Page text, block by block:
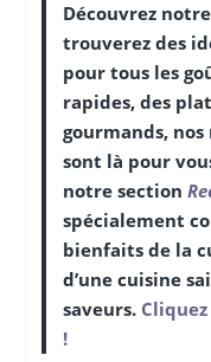
Découvrez
trouverez des
pour tous les
rapides, des
gourmands,
sont là pour
notre section
spécialement
bienfaits de la
d’une cuisine
saveurs.
!